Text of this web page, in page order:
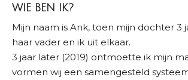
WIE BEN IK?
Mijn naam is Ank, toen mijn dochter 3
haar vader en ik uit elkaar.
3 jaar later (2019) ontmoette ik mijn
vormen wij een samengesteld